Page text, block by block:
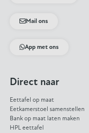
Mail ons
App met ons
Direct naar
Eettafel op maat
Eetkamerstoel samenstellen
Bank op maat laten maken
HPL eettafel